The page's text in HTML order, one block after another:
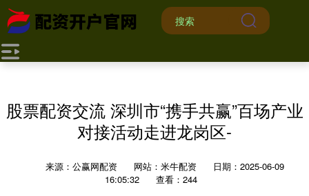
股票配资交流 深圳市“携手共赢”百场产业
对接活动走进龙岗区-
来源：公赢网配资 网站：米牛配资
日期：2025-06-09
16:05:32
查看：244